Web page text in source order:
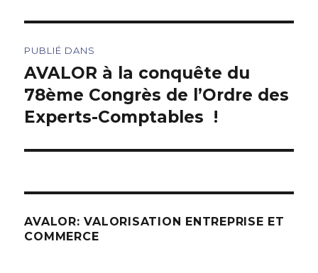
de
l’article
PUBLIÉ DANS
AVALOR à la conquête du
78ème Congrès de l’Ordre des
Experts-Comptables !
AVALOR: VALORISATION ENTREPRISE ET
COMMERCE